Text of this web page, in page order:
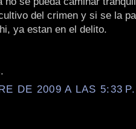
del crimen y si se la
ya estan en el delito.
DE 2009 A LAS 5:33